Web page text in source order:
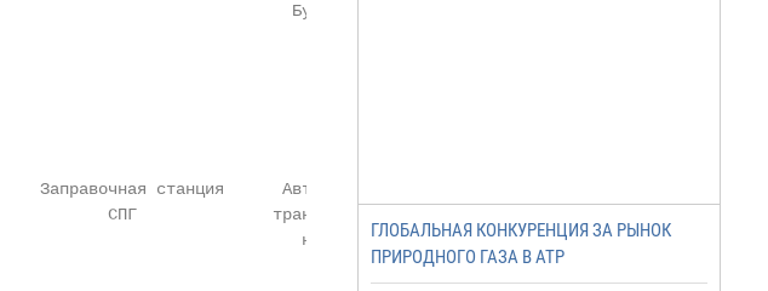
Бункеровка
Заправочная станция      Автомобильный
СПГ              транспорт разного
назначения
ГЛОБАЛЬНАЯ КОНКУРЕНЦИЯ ЗА РЫНОК
ПРИРОДНОГО ГАЗА В АТР